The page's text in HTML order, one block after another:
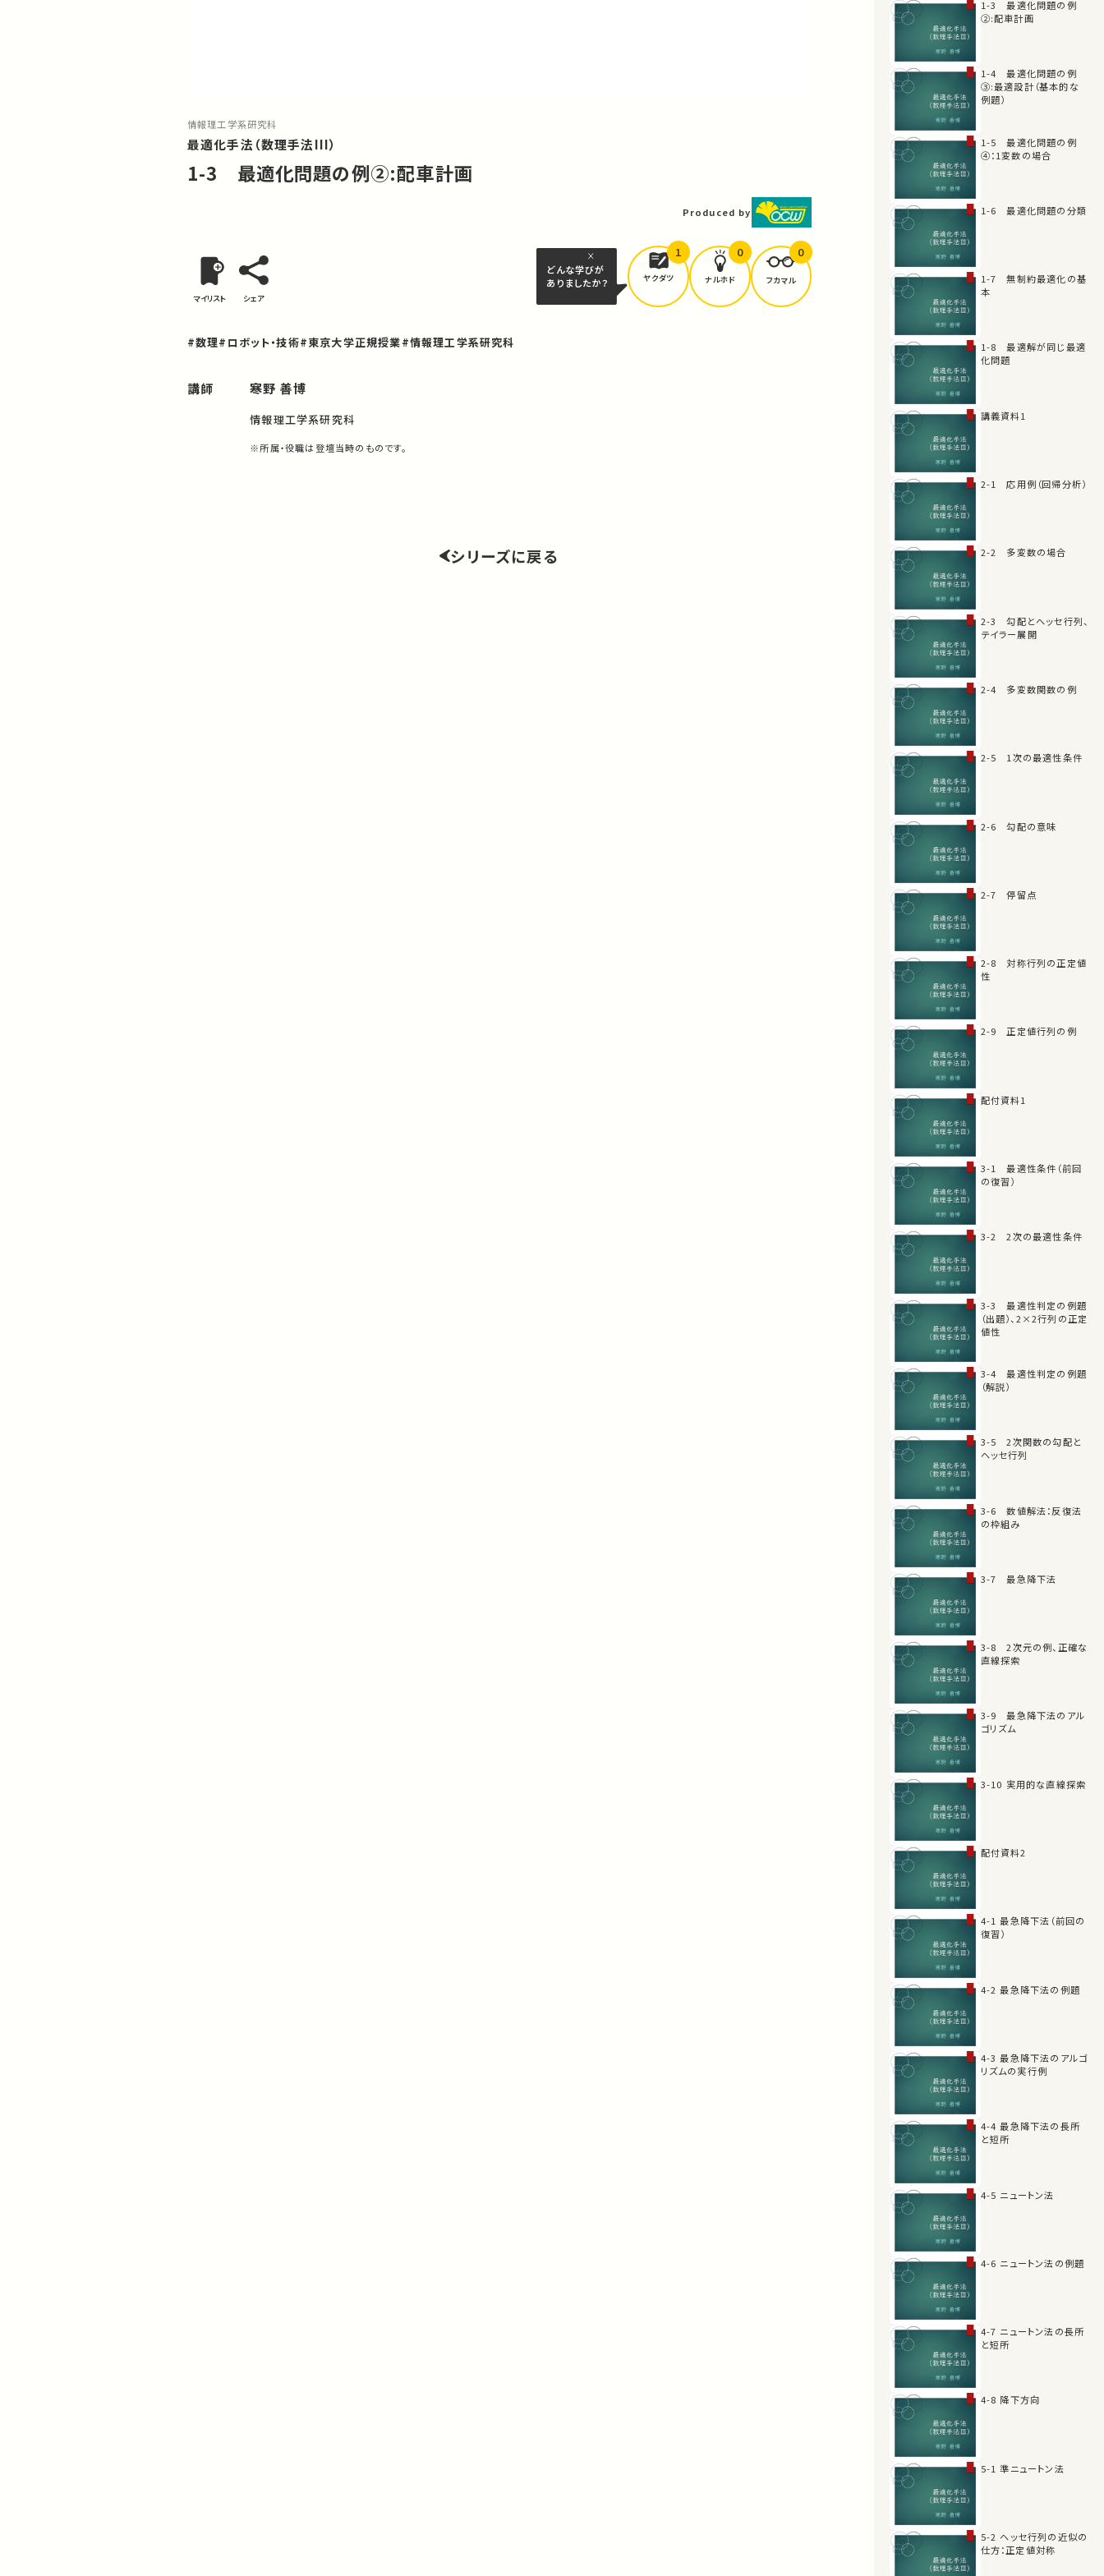
情報理工学系研究科
最適化手法（数理手法III）
1-3 最適化問題の例②:配車計画
Produced by
マイリスト シェア
どんな学びが
ありましたか？
ヤクダツ
1
ナルホド
0
フカマル
0
#数理#ロボット・技術#東京大学正規授業#情報理工学系研究科
講師 寒野 善博
情報理工学系研究科
※所属・役職は登壇当時のものです。
シリーズに戻る
1-3 最適化問題の例
②:配車計画
1-4 最適化問題の例
③:最適設計（基本的な
例題）
1-5 最適化問題の例
④：1変数の場合
1-6 最適化問題の分類
1-7 無制約最適化の基
本
1-8 最適解が同じ最適
化問題
講義資料1
2-1 応用例（回帰分析）
2-2 多変数の場合
2-3 勾配とヘッセ行列、
テイラー展開
2-4 多変数関数の例
2-5 1次の最適性条件
2-6 勾配の意味
2-7 停留点
2-8 対称行列の正定値
性
2-9 正定値行列の例
配付資料1
3-1 最適性条件（前回
の復習）
3-2 2次の最適性条件
3-3 最適性判定の例題
（出題）、2×2行列の正定
値性
3-4 最適性判定の例題
（解説）
3-5 2次関数の勾配と
ヘッセ行列
3-6 数値解法：反復法
の枠組み
3-7 最急降下法
3-8 2次元の例、正確な
直線探索
3-9 最急降下法のアル
ゴリズム
3-10 実用的な直線探索
配付資料2
4-1 最急降下法（前回の
復習）
4-2 最急降下法の例題
4-3 最急降下法のアルゴ
リズムの実行例
4-4 最急降下法の長所
と短所
4-5 ニュートン法
4-6 ニュートン法の例題
4-7 ニュートン法の長所
と短所
4-8 降下方向
5-1 準ニュートン法
5-2 ヘッセ行列の近似の
仕方：正定値対称